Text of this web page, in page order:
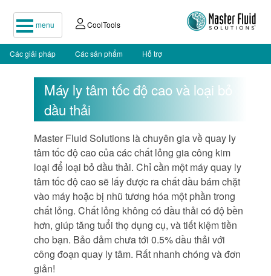
menu CoolTools
Các giải pháp Các sản phẩm Hỗ trợ
Máy ly tâm tốc độ cao và loại bỏ
dầu thải
Master Fluid Solutions là chuyên gia về quay ly
tâm tốc độ cao của các chất lỏng gia công kim
loại để loại bỏ dầu thải. Chỉ cần một máy quay ly
tâm tốc độ cao sẽ lấy được ra chất dầu bám chặt
vào máy hoặc bị nhũ tương hóa một phần trong
chất lỏng. Chất lỏng không có dầu thải có độ bền
hơn, giúp tăng tuổi thọ dụng cụ, và tiết kiệm tiền
cho bạn. Bảo đảm chưa tới 0.5% dầu thải với
công đoạn quay ly tâm. Rất nhanh chóng và đơn
giản!